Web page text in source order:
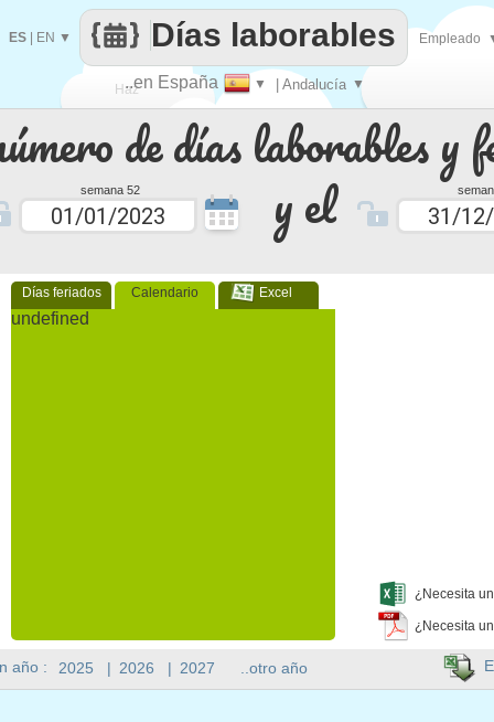
de días laborables y
semana 52 y el
Días feriados Calendario Excel
undefined
¿Necesita
¿Necesita
Haz
que
..en España ▼ | Andalucía ▼
Días laborables
ES EN ▼ Empleado
año : 2025 | 2026 | 2027 ..otro año